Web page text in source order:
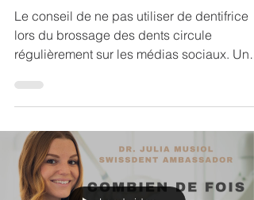
judicieux ?
Le conseil de ne pas utiliser de dentifrice
lors du brossage des dents circule
régulièrement sur les médias sociaux. Une
dentiste expliqu...